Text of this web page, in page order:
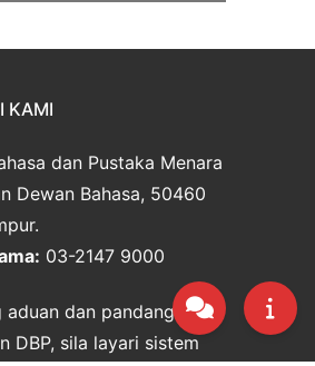
KAMI
dan Pustaka Menara
Dewan Bahasa, 50460
03-2147 9000
aduan dan pandangan
DBP, sila layari sistem